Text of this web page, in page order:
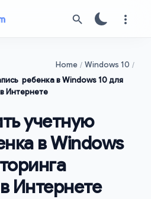
Home
Windows 10
ребенка в Windows 10 для
Интернете
учетную
в Windows
Интернете